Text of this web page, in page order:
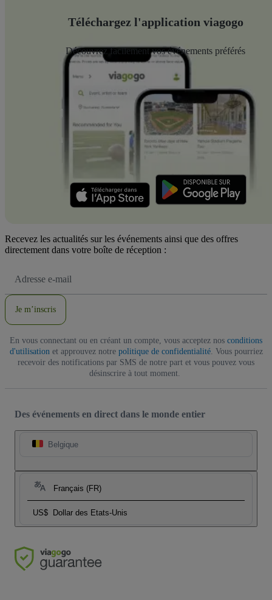
Téléchargez l'application viagogo
Découvrez facilement vos événements préférés
Recevez les actualités sur les événements ainsi que des offres
directement dans votre boîte de réception :
e-
Je m’inscris
En vous connectant ou en créant un compte, vous acceptez nos conditions
d'utilisation et approuvez notre politique de confidentialité. Vous pourriez
recevoir des notifications par SMS de notre part et vous pouvez vous
désinscrire à tout moment.
Des événements en direct dans le monde entier
Belgique
Français (FR)
US$ Dollar des Etats-Unis